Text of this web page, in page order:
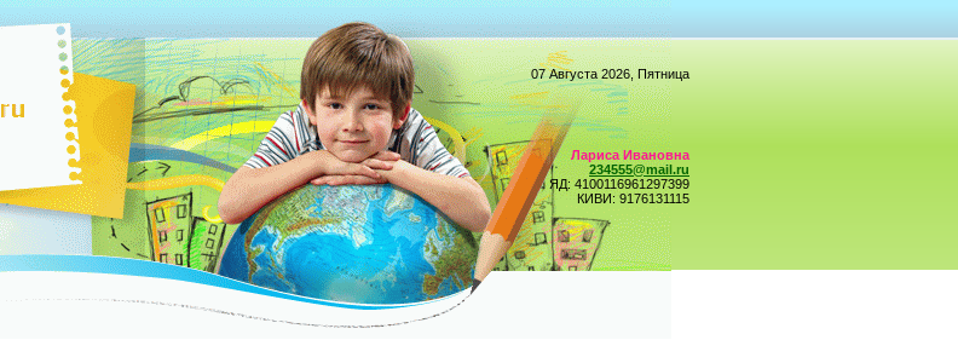
07 Августа 2026, Пятница
Лариса Ивановна
234555@mail.ru
ЯД: 4100116961297399
КИВИ: 9176131115